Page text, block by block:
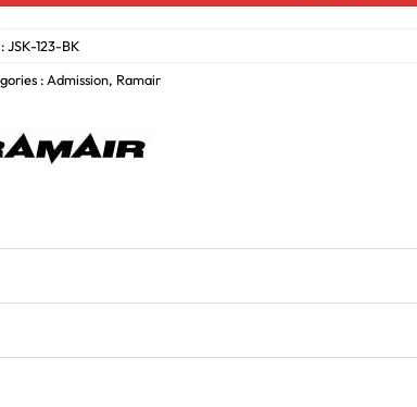
JSK-123-BK
:Admission, Ramair